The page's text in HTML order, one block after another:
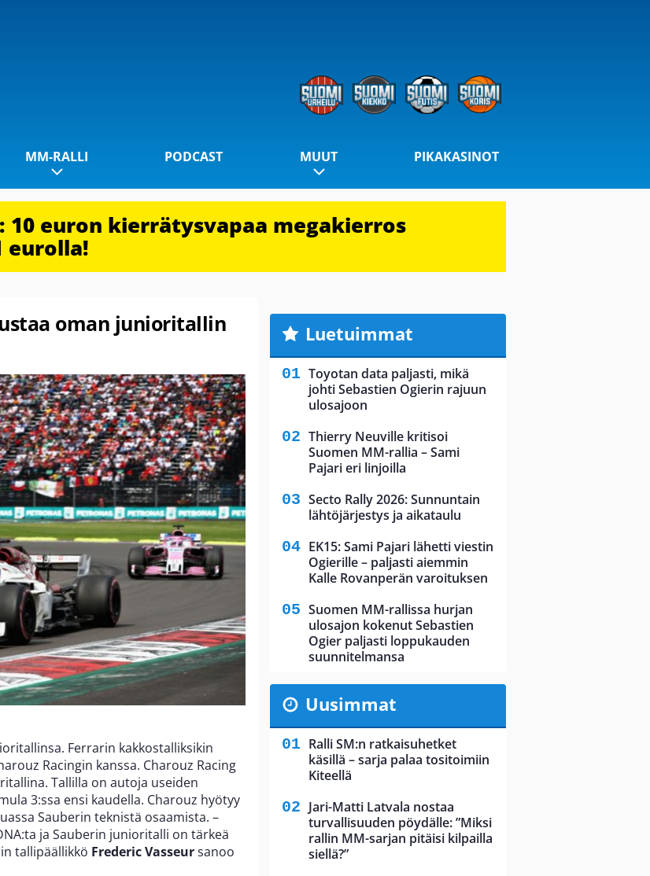
MM-RALLI PODCAST MUUT PIKAKASINOT
10 euron kierrätysvapaa megakierros
eurolla!
oman junioritallin
Ferrarin kakkostalliksikin
Racingin kanssa. Charouz Racing
Tallilla on autoja useiden
3:ssa ensi kaudella. Charouz hyötyy
Sauberin teknistä osaamista. –
ja Sauberin junioritalli on tärkeä
tallipäällikkö Frederic Vasseursanoo
Luetuimmat
Toyotan data paljasti, mikä
johti Sebastien Ogierin rajuun
ulosajoon
Thierry Neuville kritisoi
Suomen MM-rallia – Sami
Pajari eri linjoilla
Secto Rally 2026: Sunnuntain
lähtöjärjestys ja aikataulu
EK15: Sami Pajari lähetti viestin
Ogierille – paljasti aiemmin
Kalle Rovanperän varoituksen
Suomen MM-rallissa hurjan
ulosajon kokenut Sebastien
Ogier paljasti loppukauden
suunnitelmansa
Uusimmat
Ralli SM:n ratkaisuhetket
käsillä – sarja palaa tositoimiin
Kiteellä
Jari-Matti Latvala nostaa
turvallisuuden pöydälle: ”Miksi
rallin MM-sarjan pitäisi kilpailla
siellä?”